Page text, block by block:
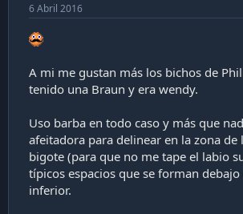
6 Abril 2016
A mi me gustan más los bichos de
tenido una Braun y era wendy.
Uso barba en todo caso y más que
afeitadora para delinear en la zona de
bigote (para que no me tape el labio
típicos espacios que se forman
inferior.